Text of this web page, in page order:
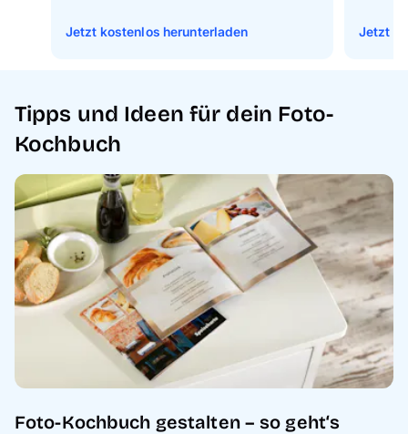
Jetzt kostenlos herunterladen Jetzt
Tipps und Ideen für dein Foto-
Kochbuch
Foto-Kochbuch gestalten – so geht‘s